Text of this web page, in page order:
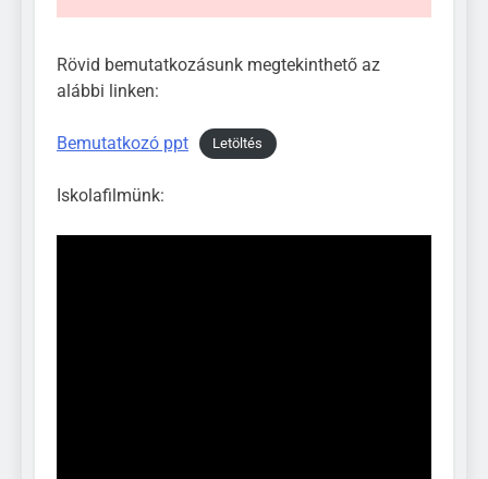
Rövid bemutatkozásunk megtekinthető az
alábbi linken:
Bemutatkozó ppt Letöltés
Iskolafilmünk: